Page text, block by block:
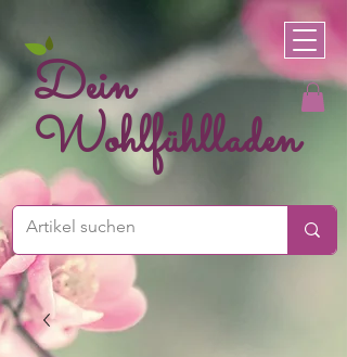
Dein
Wohlfühlladen